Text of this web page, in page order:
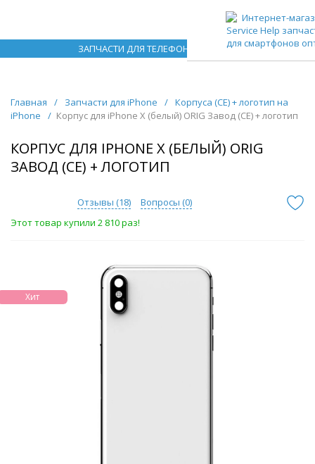
ЗАПЧАСТИ ДЛЯ ТЕЛЕФОНОВ ОПТОМ
Главная / Запчасти для iPhone / Корпуса (CE) + логотип на
iPhone
/ Корпус для iPhone X (белый) ORIG Завод (CE) + логотип
КОРПУС ДЛЯ IPHONE X (БЕЛЫЙ) ORIG
ЗАВОД (CE) + ЛОГОТИП
Отзывы (18) Вопросы (0)
Этот товар купили 2 810 раз!
Хит